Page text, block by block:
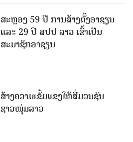
ສະຫຼອງ 59 ປີ ການສ້າງຕັ້ງອາຊຽນ
ແລະ 29 ປີ ສປປ ລາວ ເຂົ້າເປັນ
ສະມາຊິກອາຊຽນ
ສ້າງຄວາມເຂັ້ມແຂງໃຫ້ສື່ມວນຊົນ
ຊາວໜຸ່ມລາວ